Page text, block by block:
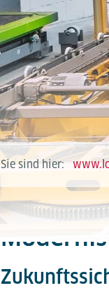
Sie sind hier: